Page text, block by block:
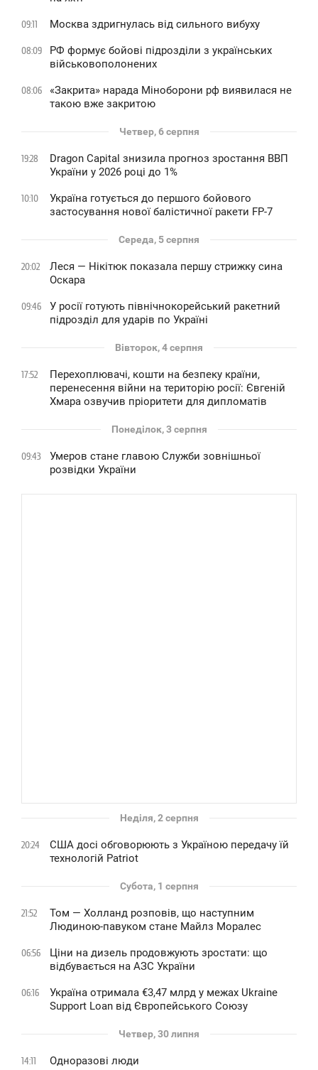
09:11 Москва здригнулась від сильного вибуху
08:09
РФ формує бойові підрозділи з українських
військовополонених
08:06
«Закрита» нарада Міноборони рф виявилася не
такою вже закритою
Четвер, 6 серпня
19:28
Dragon Capital знизила прогноз зростання ВВП
України у 2026 році до 1%
10:10
Україна готується до першого бойового
застосування нової балістичної ракети FP-7
Середа, 5 серпня
20:02
Леся — Нікітюк показала першу стрижку сина
Оскара
09:46
У росії готують північнокорейський ракетний
підрозділ для ударів по Україні
Вівторок, 4 серпня
17:52
Перехоплювачі, кошти на безпеку країни,
перенесення війни на територію росії: Євгеній
Хмара озвучив пріоритети для дипломатів
Понеділок, 3 серпня
09:43
Умеров стане главою Служби зовнішньої
розвідки України
Неділя, 2 серпня
20:24
США досі обговорюють з Україною передачу їй
технологій Patriot
Субота, 1 серпня
21:52
Том — Холланд розповів, що наступним
Людиною-павуком стане Майлз Моралес
06:56
Ціни на дизель продовжують зростати: що
відбувається на АЗС України
06:16
Україна отримала €3,47 млрд у межах Ukraine
Support Loan від Європейського Союзу
Четвер, 30 липня
14:11 Одноразові люди